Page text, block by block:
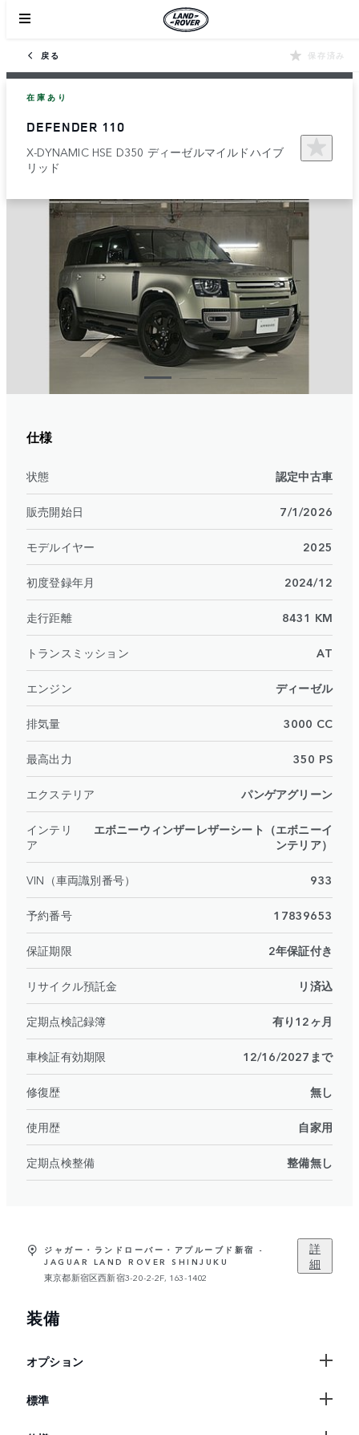
戻る 保存済み
在庫あり
DEFENDER 110
X-DYNAMIC HSE D350 ディーゼルマイルドハイブ
リッド
仕様
状態 認定中古車
販売開始日 7/1/2026
モデルイヤー 2025
初度登録年月 2024/12
走行距離 8431 KM
トランスミッション AT
エンジン ディーゼル
排気量 3000 CC
最高出力 350 PS
エクステリア パンゲアグリーン
インテリ
ア
エボニーウィンザーレザーシート（エボニーイ
ンテリア）
VIN（車両識別番号） 933
予約番号 17839653
保証期限 2年保証付き
リサイクル預託金 リ済込
定期点検記録簿 有り12ヶ月
車検証有効期限 12/16/2027まで
修復歴 無し
使用歴 自家用
定期点検整備 整備無し
ジャガー・ランドローバー・アプルーブド新宿 -
JAGUAR LAND ROVER SHINJUKU
東京都新宿区西新宿3-20-2-2F, 163-1402
詳
細
装備
オプション
標準